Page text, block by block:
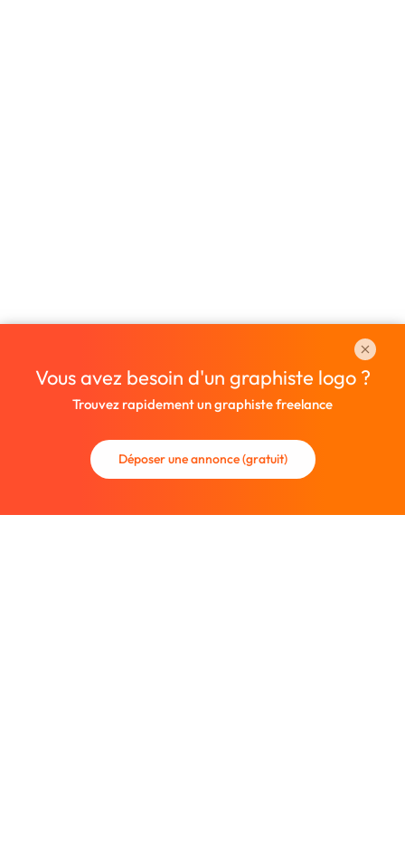
Vous avez besoin d'un graphiste logo ?
Trouvez rapidement un graphiste freelance
Déposer une annonce (gratuit)